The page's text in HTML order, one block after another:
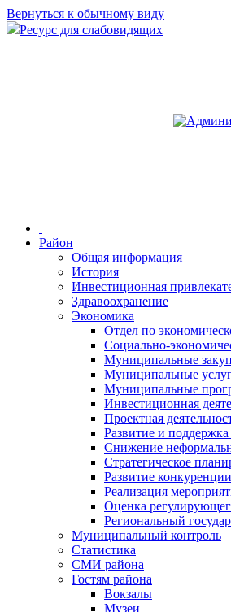
Вернуться к обычному виду
Ресурс для слабовидящих
Район
Общая информация
История
Инвестиционная
Здравоохранение
Экономика
Отдел по
Социально-
Муниципальные
Муниципальные
Муниципальные
Инвестиционная
Проектная
Развитие и
Снижение
Стратегическое
Развитие конкуренции
Реализация
Оценка
Региональный
Муниципальный контроль
Статистика
СМИ района
Гостям района
Вокзалы
Музеи